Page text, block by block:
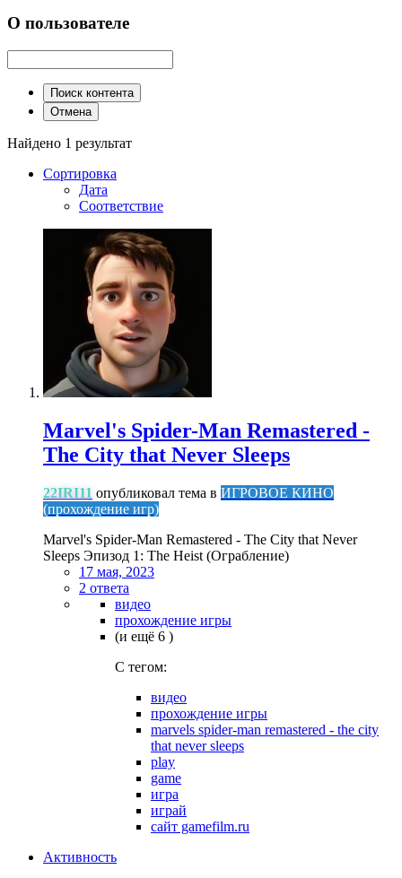
О пользователе
Поиск контента
Отмена
Найдено 1 результат
Сортировка
Дата
Соответствие
Marvel's Spider-Man Remastered -
The City that Never Sleeps
22IRI11 опубликовал тема в ИГРОВОЕ КИНО
(прохождение игр)
Marvel's Spider-Man Remastered - The City that Never
Sleeps Эпизод 1: The Heist (Ограбление)
17 мая, 2023
2 ответа
видео
прохождение игры
(и ещё 6 )
C тегом:
видео
прохождение игры
marvels spider-man remastered - the city
that never sleeps
play
game
игра
играй
сайт gamefilm.ru
Активность